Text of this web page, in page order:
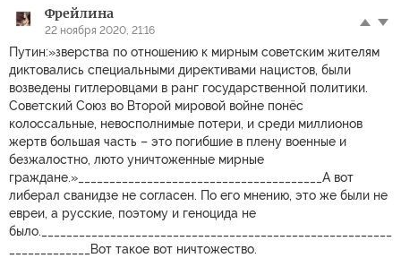
Фрейлина
22 ноября 2020, 21:16
Путин:»зверства по отношению к мирным советским жителям
диктовались специальными директивами нацистов, были
возведены гитлеровцами в ранг государственной политики.
Советский Союз во Второй мировой войне понёс
колоссальные, невосполнимые потери, и среди миллионов
жертв большая часть – это погибшие в плену военные и
безжалостно, люто уничтоженные мирные
граждане.»_______________________________________А вот
либерал сванидзе не согласен. По его мнению, это же были не
евреи, а русские, поэтому и геноцида не
было.________________________________________________________
_____________Вот такое вот ничтожество.